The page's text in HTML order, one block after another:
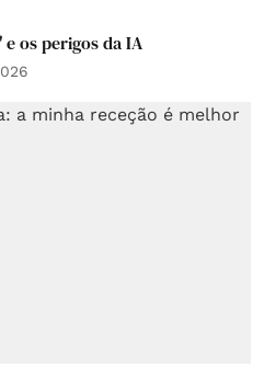
os perigos da IA